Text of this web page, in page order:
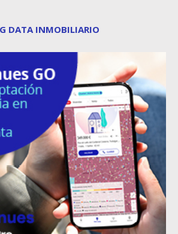
DATA INMOBILIARIO